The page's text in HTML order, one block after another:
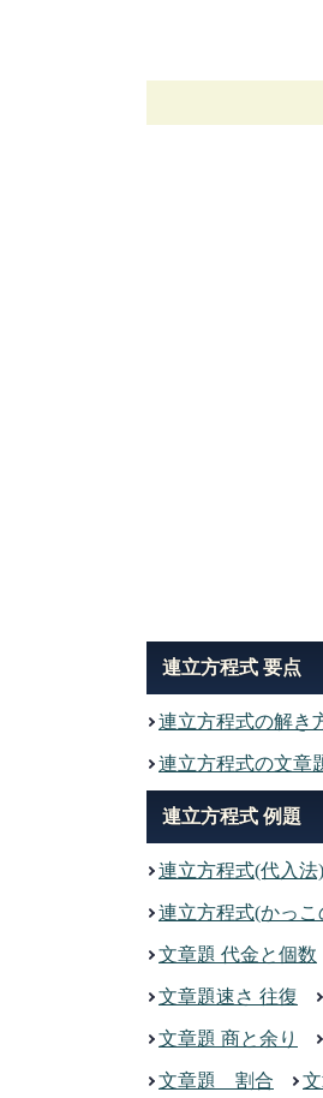
連立方程式 要点
連立方程式の解き
連立方程式の文章
連立方程式 例題
連立方程式(代入法)
連立方程式(かっ
文章題 代金と個数
文章題速さ 往復
文章題 商と余り
文章題 割合